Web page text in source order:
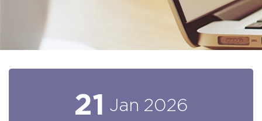
21 Jan 2026